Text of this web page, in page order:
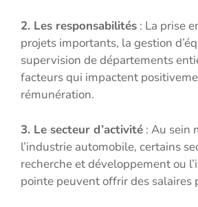
2. Les responsabilités : La prise
projets importants, la gestion
supervision de départements
facteurs qui impactent
rémunération.
3. Le secteur d’activité : Au sein
l’industrie automobile, certains
recherche et développement ou
pointe peuvent offrir des salaires